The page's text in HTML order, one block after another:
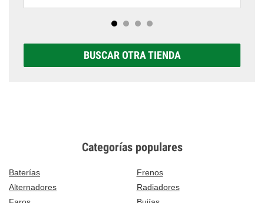
BUSCAR OTRA TIENDA
Categorías populares
Baterías
Frenos
Alternadores
Radiadores